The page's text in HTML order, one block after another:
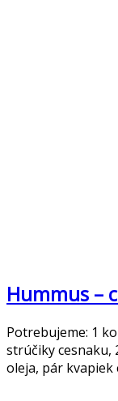
Hummus –
Potrebujeme: 1
strúčiky cesnaku,
oleja, pár kvapiek